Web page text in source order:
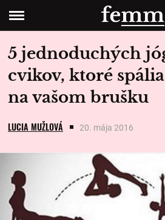
5 jednoduchých
cvikov, ktoré
na vašom brušku
LUCIA MUŽLOVÁ 20. mája 2016